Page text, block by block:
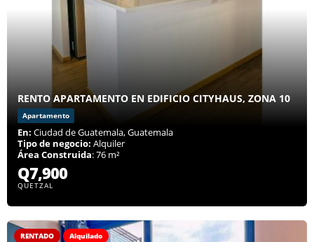
RENTO APARTAMENTO EN EDIFICIO CITYHAUS, ZONA 10
Apartamento
En: Ciudad de Guatemala, Guatemala
Tipo de negocio: Alquiler
Área Construida: 76 m²
Q7,900
QUETZAL
RENTADO Alquilado